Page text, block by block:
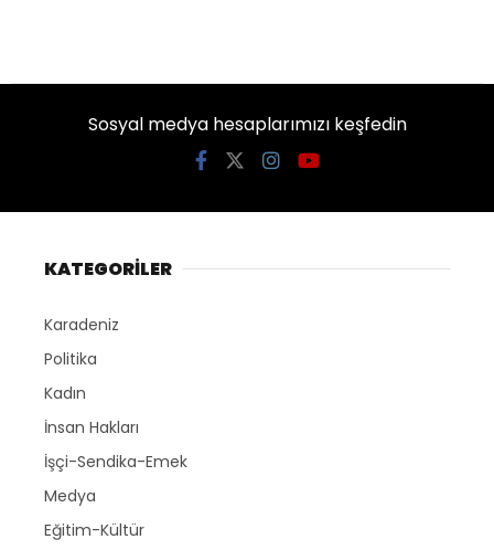
Sosyal medya hesaplarımızı keşfedin
KATEGORİLER
Karadeniz
Politika
Kadın
İnsan Hakları
İşçi-Sendika-Emek
Medya
Eğitim-Kültür